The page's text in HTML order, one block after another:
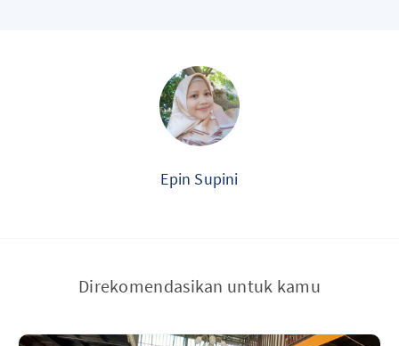
Epin Supini
Direkomendasikan untuk kamu